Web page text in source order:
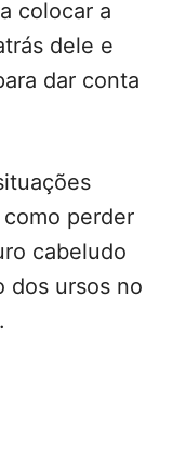
colocar a
dele e
dar conta
perder
cabeludo
dos ursos no